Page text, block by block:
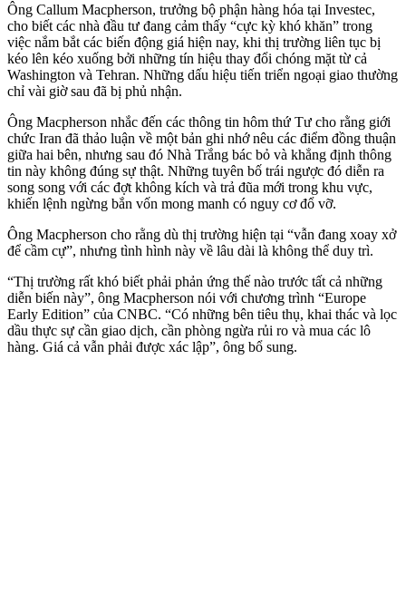
Ông Callum Macpherson, trưởng bộ phận hàng hóa tại Investec,
cho biết các nhà đầu tư đang cảm thấy “cực kỳ khó khăn” trong
việc nắm bắt các biến động giá hiện nay, khi thị trường liên tục bị
kéo lên kéo xuống bởi những tín hiệu thay đổi chóng mặt từ cả
Washington và Tehran. Những dấu hiệu tiến triển ngoại giao thường
chỉ vài giờ sau đã bị phủ nhận.
Ông Macpherson nhắc đến các thông tin hôm thứ Tư cho rằng giới
chức Iran đã thảo luận về một bản ghi nhớ nêu các điểm đồng thuận
giữa hai bên, nhưng sau đó Nhà Trắng bác bỏ và khẳng định thông
tin này không đúng sự thật. Những tuyên bố trái ngược đó diễn ra
song song với các đợt không kích và trả đũa mới trong khu vực,
khiến lệnh ngừng bắn vốn mong manh có nguy cơ đổ vỡ.
Ông Macpherson cho rằng dù thị trường hiện tại “vẫn đang xoay xở
để cầm cự”, nhưng tình hình này về lâu dài là không thể duy trì.
“Thị trường rất khó biết phải phản ứng thế nào trước tất cả những
diễn biến này”, ông Macpherson nói với chương trình “Europe
Early Edition” của CNBC. “Có những bên tiêu thụ, khai thác và lọc
dầu thực sự cần giao dịch, cần phòng ngừa rủi ro và mua các lô
hàng. Giá cả vẫn phải được xác lập”, ông bổ sung.